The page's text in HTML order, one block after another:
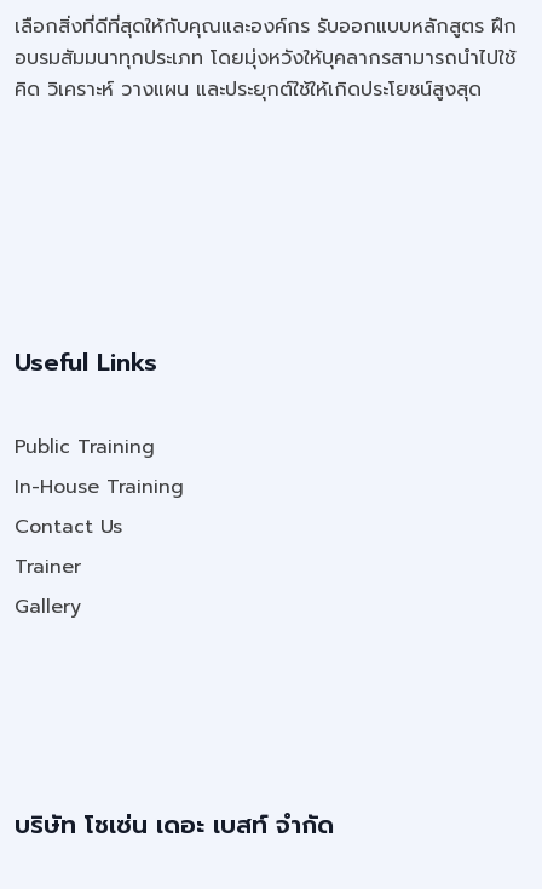
เลือกสิ่งที่ดีที่สุดให้กับคุณและองค์กร รับออกแบบหลักสูตร ฝึก
อบรมสัมมนาทุกประเภท โดยมุ่งหวังให้บุคลากรสามารถนำไปใช้
คิด วิเคราะห์ วางแผน และประยุกต์ใช้ให้เกิดประโยชน์สูงสุด
Useful Links
Public Training
In-House Training
Contact Us
Trainer
Gallery
บริษัท โชเซ่น เดอะ เบสท์ จำกัด